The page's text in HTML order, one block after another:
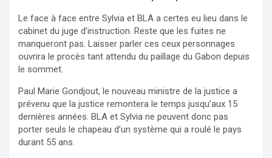
Le face à face entre Sylvia et BLA a certes eu lieu dans le
cabinet du juge d’instruction. Reste que les fuites ne
manqueront pas. Laisser parler ces ceux personnages
ouvrira le procès tant attendu du paillage du Gabon depuis
le sommet.
Paul Marie Gondjout, le nouveau ministre de la justice a
prévenu que la justice remontera le temps jusqu’aux 15
dernières années. BLA et Sylvia ne peuvent donc pas
porter seuls le chapeau d’un système qui a roulé le pays
durant 55 ans.